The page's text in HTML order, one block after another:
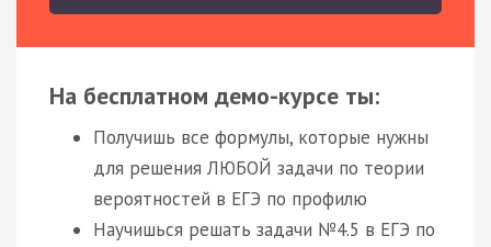
На бесплатном демо-курсе ты:
Получишь все формулы, которые нужны
для решения ЛЮБОЙ задачи по теории
вероятностей в ЕГЭ по профилю
Научишься решать задачи №4.5 в ЕГЭ по